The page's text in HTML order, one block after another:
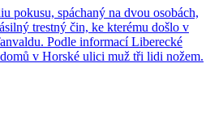
pokusu, spáchaný na dvou osobách,
trestný čin, ke kterému došlo v
Podle informací Liberecké
v Horské ulici muž tři lidi nožem.